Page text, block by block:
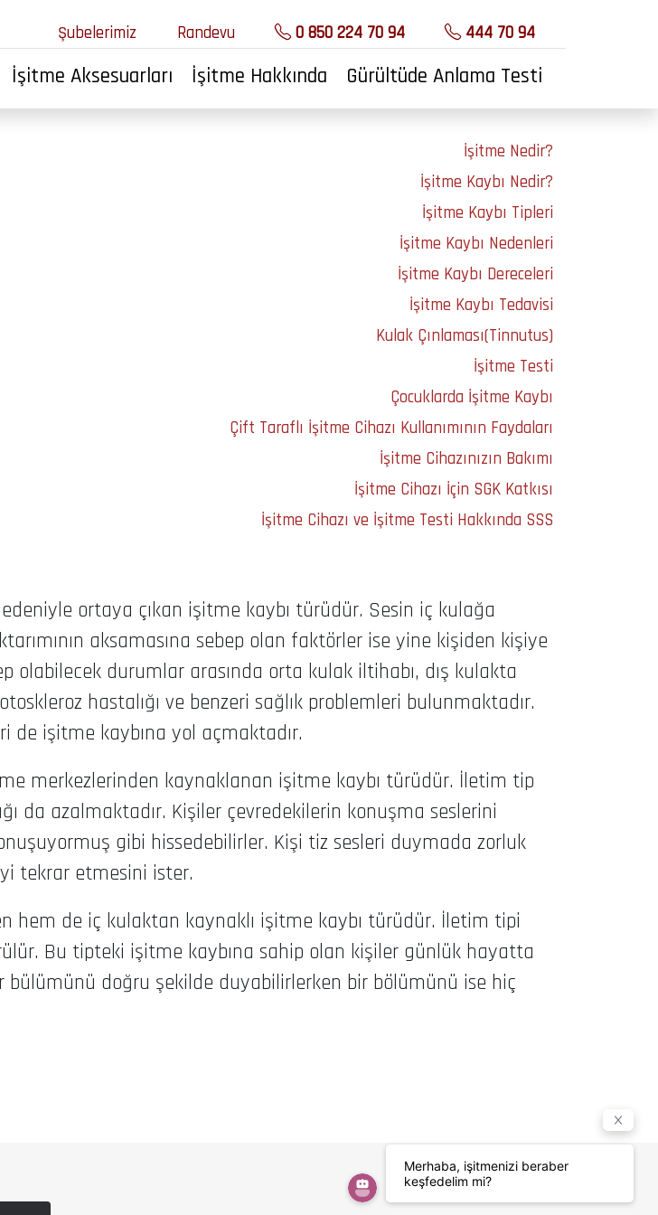
Şubelerimiz Randevu 0 850 224 70 94 444 70 94
İşitme Aksesuarları İşitme Hakkında Gürültüde Anlama Testi
İşitme Nedir?
İşitme Kaybı Nedir?
İşitme Kaybı Tipleri
İşitme Kaybı Nedenleri
İşitme Kaybı Dereceleri
İşitme Kaybı Tedavisi
Kulak Çınlaması(Tinnutus)
İşitme Testi
Çocuklarda İşitme Kaybı
Çift Taraflı İşitme Cihazı Kullanımının Faydaları
İşitme Cihazınızın Bakımı
İşitme Cihazı İçin SGK Katkısı
İşitme Cihazı ve İşitme Testi Hakkında SSS
ortaya çıkan işitme kaybı türüdür. Sesin iç kulağa
aksamasına sebep olan faktörler ise yine kişiden kişiye
olabilecek durumlar arasında orta kulak iltihabı, dış kulakta
hastalığı ve benzeri sağlık problemleri bulunmaktadır.
de işitme kaybına yol açmaktadır.
merkezlerinden kaynaklanan işitme kaybı türüdür. İletim tip
da azalmaktadır. Kişiler çevredekilerin konuşma seslerini
gibi hissedebilirler. Kişi tiz sesleri duymada zorluk
tekrar etmesini ister.
hem de iç kulaktan kaynaklı işitme kaybı türüdür. İletim tipi
Bu tipteki işitme kaybına sahip olan kişiler günlük hayatta
bülümünü doğru şekilde duyabilirlerken bir bölümünü ise hiç